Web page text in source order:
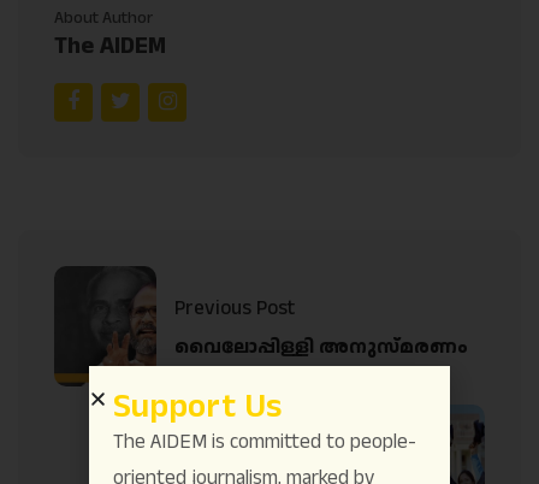
About Author
The AIDEM
Previous Post
വൈലോപ്പിള്ളി അനുസ്മരണം
Next Post
Support Us
The AIDEM is committed to people-
oriented journalism, marked by